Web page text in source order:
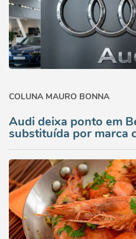
COLUNA MAURO BONNA
Audi deixa ponto em
substituída por marca